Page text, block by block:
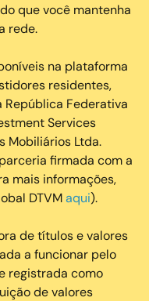
que você mantenha
rede.
na plataforma
residentes,
Federativa
Services
Mobiliários Ltda.
firmada com a
mais informações,
DTVMaqui).
de títulos e valores
a funcionar pelo
registrada como
de valores